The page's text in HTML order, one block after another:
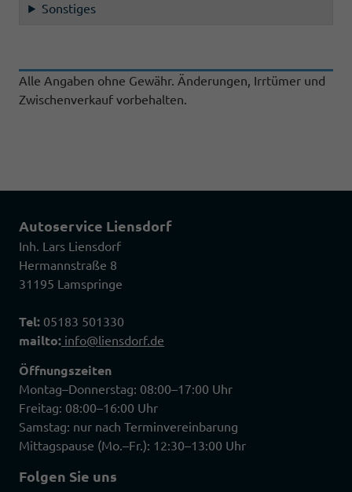
Sonstiges
Alle Angaben ohne Gewähr. Änderungen, Irrtümer und
Zwischenverkauf vorbehalten.
Autoservice Liensdorf
Inh. Lars Liensdorf
Hermannstraße 8
31195 Lamspringe
Tel: 05183 501330
mailto: info@liensdorf.de
Öffnungszeiten
Montag–Donnerstag: 08:00–17:00 Uhr
Freitag: 08:00–16:00 Uhr
Samstag: nur nach Terminvereinbarung
Mittagspause (Mo.–Fr.): 12:30–13:00 Uhr
Folgen Sie uns